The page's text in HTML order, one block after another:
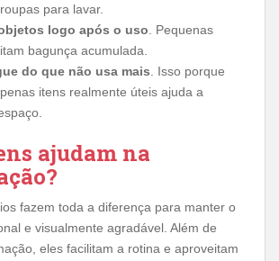
para lavar.
logo após o uso. Pequenas
bagunça acumulada.
do que não usa mais. Isso porque
itens realmente úteis ajuda a
ajudam na
fazem toda a diferença para manter o
e visualmente agradável. Além de
eles facilitam a rotina e aproveitam